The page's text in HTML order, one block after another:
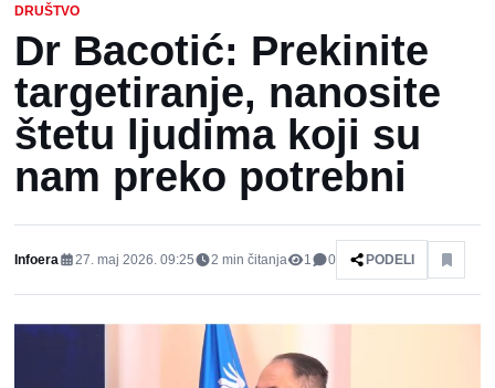
DRUŠTVO
Dr Bacotić: Prekinite
targetiranje, nanosite
štetu ljudima koji su
nam preko potrebni
Infoera 27. maj 2026. 09:25 2 min čitanja 1 0 PODELI